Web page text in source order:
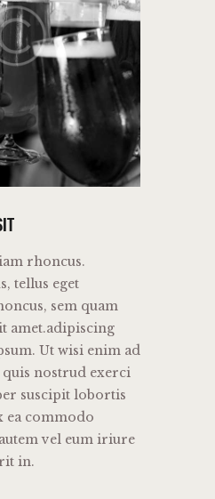
rhoncus.
tellus eget
sem quam
amet.adipiscing
Ut wisi enim ad
nostrud exerci
suscipit lobortis
ea commodo
vel eum iriure
in.